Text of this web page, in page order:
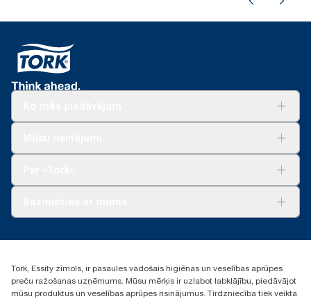
+371 29141799
Atrast izplatītāju
Ulbrokas street 19A
Riga, Latvija
Tork, Essity zīmols, ir pasaules vadošais higiēnas un veselības aprūpes
preču ražošanas uzņēmums. Mūsu mērķis ir uzlabot labklājību, piedāvājot
mūsu produktus un veselības aprūpes risinājumus. Tirdzniecība tiek veikta